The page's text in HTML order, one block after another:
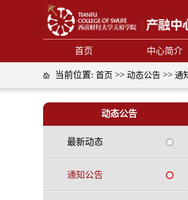
首页 中心简介
当前位置: 首页 >> 动态公告 >> 通
动态公告
最新动态
通知公告